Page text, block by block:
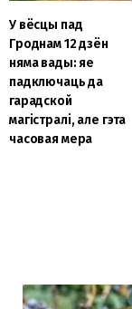
У вёсцы пад
Гроднам 12 дзён
няма вады: яе
падключаць да
гарадской
магістралі, але гэта
часовая мера